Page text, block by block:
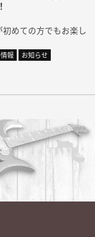
めての方でもお楽し
報 お知らせ